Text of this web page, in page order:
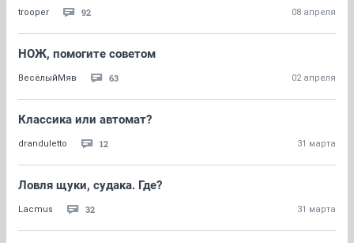
trooper 92 08 апреля
НОЖ, помогите советом
ВесёлыйМяв 63 02 апреля
Классика или автомат?
dranduletto 12 31 марта
Ловля щуки, судака. Где?
Lacmus 32 31 марта